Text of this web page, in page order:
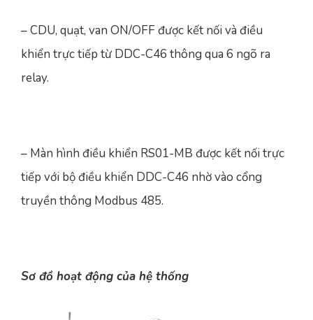
– CDU, quạt, van ON/OFF được kết nối và điều
khiển trực tiếp từ DDC-C46 thông qua 6 ngõ ra
relay.
– Màn hình điều khiển RS01-MB được kết nối trực
tiếp với bộ điều khiển DDC-C46 nhờ vào cổng
truyền thông Modbus 485.
Sơ đồ hoạt động của hệ thống